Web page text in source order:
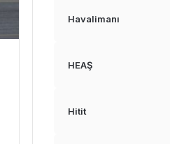
Havalimanı
HEAŞ
Hitit